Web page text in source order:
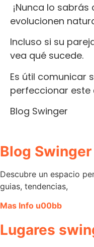
¡Nunca lo
evolucionen
Incluso si su
vea qué sucede.
Es útil comunicar
perfeccionar este
Blog Swinger
Blog Swinger
Descubre un espacio
guias, tendencias,
Mas Info u00bb
Lugares